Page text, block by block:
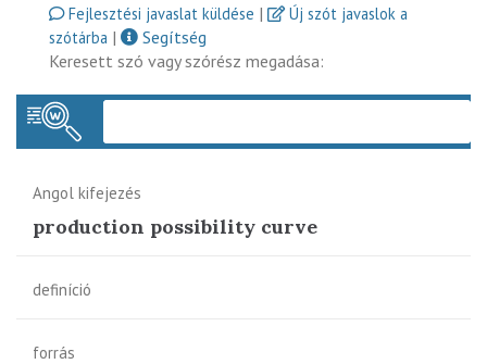
Fejlesztési javaslat küldése |
Új szót javaslok a
szótárba |
Segítség
Keresett szó vagy szórész megadása:
Angol kifejezés
production possibility curve
definíció
forrás